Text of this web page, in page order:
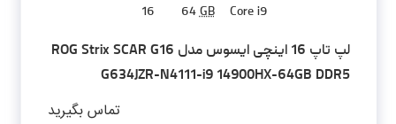
Core i9
64GB
16
لپ تاپ 16 اینچی ایسوس مدل ROG Strix SCAR G16
G634JZR-N4111-i9 14900HX-64GB DDR5
تماس بگیرید